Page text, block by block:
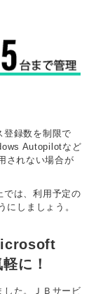
録数を制限で
Autopilotなど
されない場合が
は、利用予定の
にしましょう。
に！
た。ＪＢサービ